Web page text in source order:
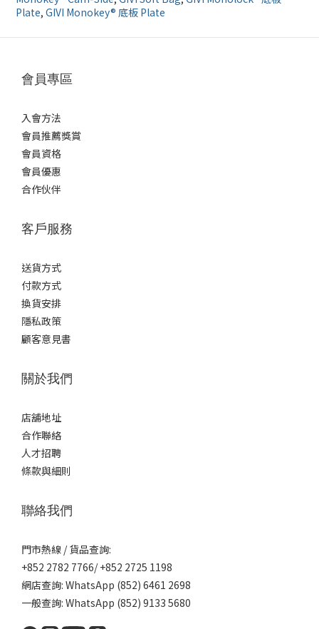
Plate, GIVI Monokey® 底板 Plate
會員專區
入會方法
會員推薦獎賞
會員資格
會員優惠
合作伙伴
客戶服務
送貨方式
付款方式
換貨安排
隱私政策
顧客意見書
關於我們
店舖地址
合作聯絡
人才招聘
條款與細則
聯絡我們
門市熱線 / 貨品查詢:
+852 2782 7766/ +852 2725 1198
網店查詢: WhatsApp (852) 6461 2698
一般查詢: WhatsApp (852) 9133 5680